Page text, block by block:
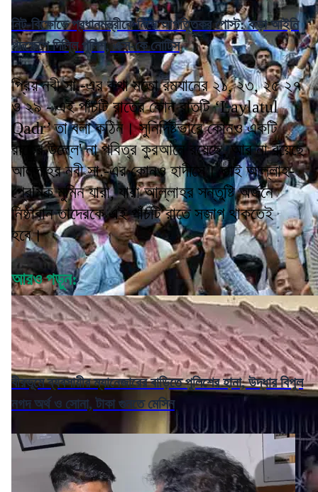
নিট-বিক্ষোভে প্রধানমন্ত্রীকে নিয়ে আপত্তিকর পোস্ট: কড়া আইনি
পদক্ষেপে দিল্লি পুলিশ, এক্স-কে নোটিস
প্রিয় নবী সা.-এর কথা মতো রমযানের ২১, ২৩, ২৫ ২৭
ও ২৯ - এই পাঁচটি রাতের কোন্ রাতটি ‘Laylatul
Qadr’ তা বলা কঠিন। সুনির্দিষ্টভাবে কোনও একটি
রাতের উল্লে' না পবিত্র কুরআনে রয়েছে, আর না রয়েছে
আল্লাহর নবী সা.-এর কোনও হাদীসে। তাই আল্লাহ-
প্রেমিক মুমিন যারা, যারা আল্লাহর সন্তুষ্টি অর্জনে
নিষ্ঠাবান তাদেরকে এই পাঁচটি রাতে সজাগ থাকতেই
হবে।
আরও পড়ুন:
বীরভূমে ব্যবসায়ীর ম্যানেজারের বাড়িতে পুলিশের হানা, উদ্ধার বিপুল
নগদ অর্থ ও সোনা, টাকা গুনতে মেসিন